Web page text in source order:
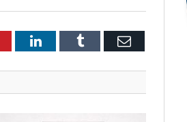
LinkedInTumblr Email